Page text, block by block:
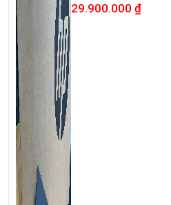
29.900.000 ₫